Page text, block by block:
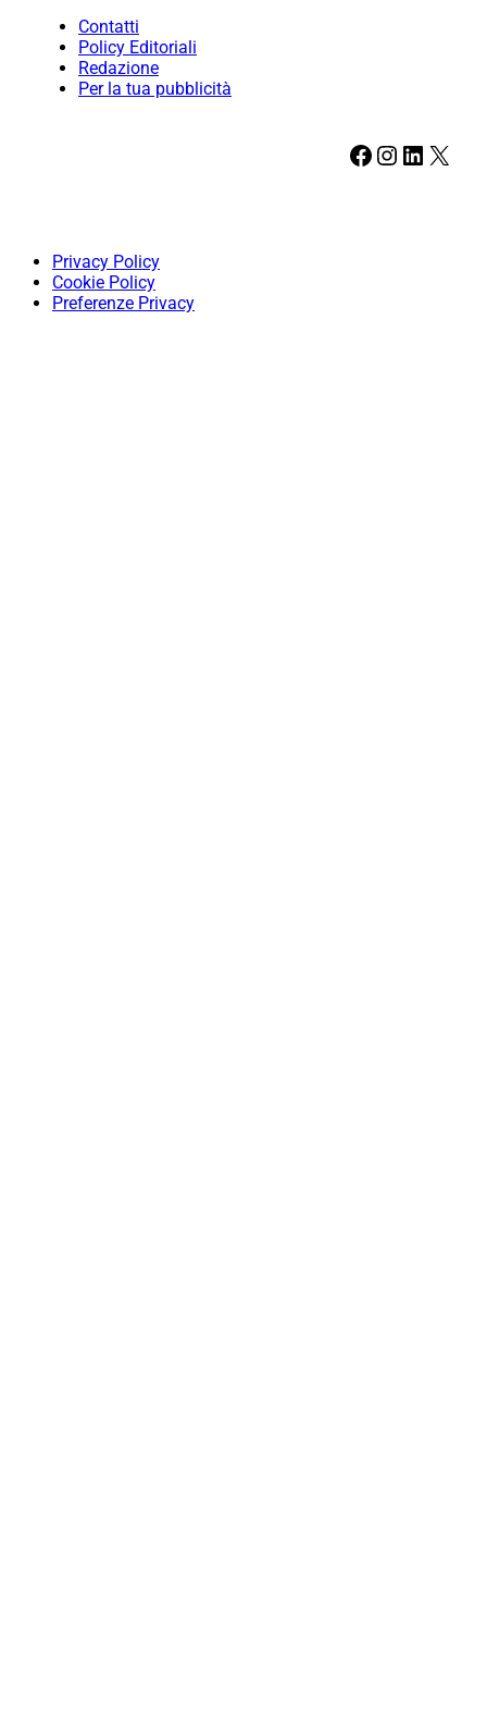
Contatti
Policy Editoriali
Redazione
Per la tua pubblicità
Facebook Instagram LinkedIn X
Privacy Policy
Cookie Policy
Preferenze Privacy